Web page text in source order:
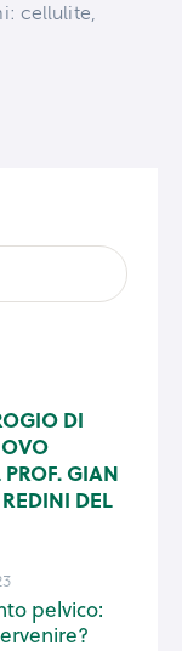
cellulite,
DI
GIAN
DEL
pelvico: